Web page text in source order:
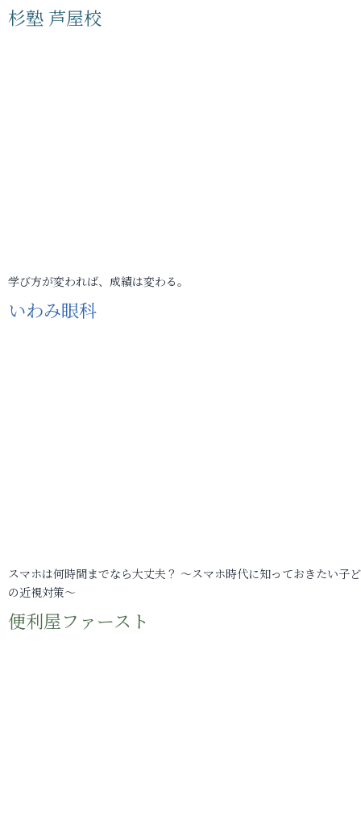
杉塾 芦屋校
学び方が変われば、成績は変わる。
いわみ眼科
スマホは何時間までなら大丈夫？ ～スマホ時代に知っておきたい子
の近視対策～
便利屋ファースト